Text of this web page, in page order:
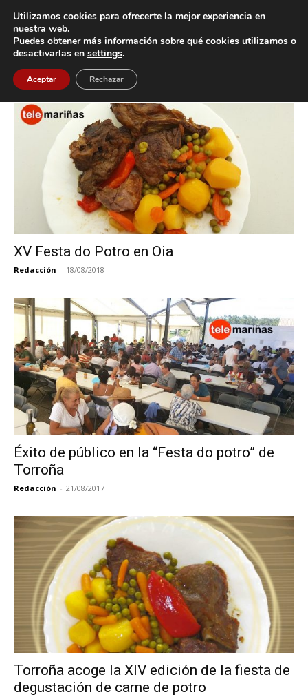
Inicio Etiquetas Festa do Potro
Etiqueta: Festa do Potro
XV Festa do Potro en Oia
Redacción - 18/08/2018
Éxito de público en la “Festa do potro” de
Torroña
Redacción - 21/08/2017
Torroña acoge la XIV edición de la fiesta de
degustación de carne de potro
Utilizamos cookies para ofrecerte la mejor experiencia en
nuestra web.
Puedes obtener más información sobre qué cookies utilizamos o
desactivarlas en settings.
Aceptar Rechazar